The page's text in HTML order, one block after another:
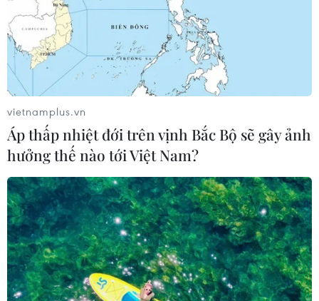
Đặc phái viên Mỹ về Triều Tiên Stephen Biegun đã đến
thăm Khu phi quân sự (DMZ) chia cắt hai miền Triều
Tiên, nơi hai bên gần đây đã phá hủy các trạm gác để
giảm căng thẳng quân sự dọc biên giới..
vietnamplus.vn
Áp thấp nhiệt đới trên vịnh Bắc Bộ sẽ gây ảnh
hưởng thế nào tới Việt Nam?